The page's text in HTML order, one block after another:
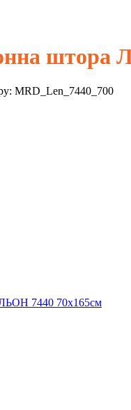
штора
MRD_Len_7440_700